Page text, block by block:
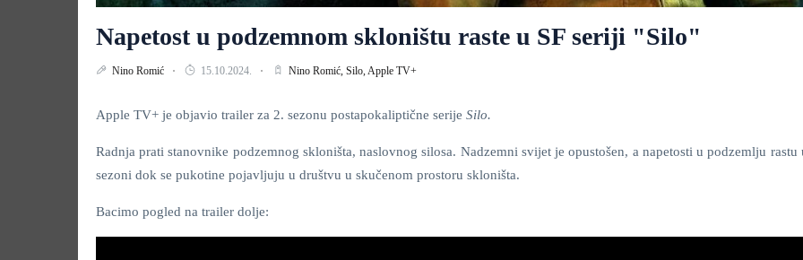
Napetost u podzemnom skloništu raste u SF seriji "Silo"
Nino Romić 15.10.2024. Nino Romić, Silo, Apple TV+
Apple TV+ je objavio trailer za 2. sezonu postapokaliptične serije Silo.
Radnja prati stanovnike podzemnog skloništa, naslovnog silosa. Nadzemni svijet je opustošen, a napetosti u podzemlju rastu
sezoni dok se pukotine pojavljuju u društvu u skučenom prostoru skloništa.
Bacimo pogled na trailer dolje: